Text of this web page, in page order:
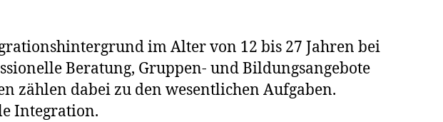
im Alter von 12 bis 27 Jahren bei
Beratung, Gruppen- und Bildungsangebote
zählen dabei zu den wesentlichen Aufgaben.
Integration.